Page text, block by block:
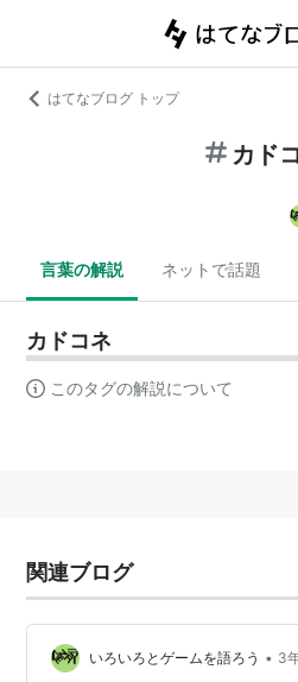
はてなブログ トップ
カド
言葉の解説 ネットで話題
カドコネ
このタグの解説について
関連ブログ
いろいろとゲームを語ろう • 3